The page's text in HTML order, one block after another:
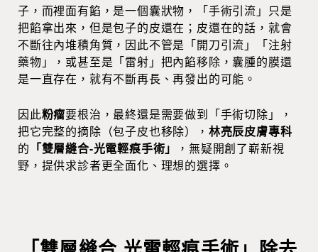
子，而裡面有餡，是一個囊狀物，「手術引流」只是
把餡拿出來，但是包子的皮還在；皮還在的話，就會
不斷往內堆積角質，因此不管是「開刀引流」「注射
藥物」，或甚至是「雷射」把內餡移除，囊腫的膜還
是一直存在，就有不斷再長、再發出的可能。
因此粉瘤要根治，最終還是需要做到「手術切除」，
把它完整的摘除（包子皮也移除）， 林亮辰皮膚專科
的 「雙層縫合-光電輕痕手術」
，無疑開創了嶄新視
野，提供求診者更全面化、理想的選擇。